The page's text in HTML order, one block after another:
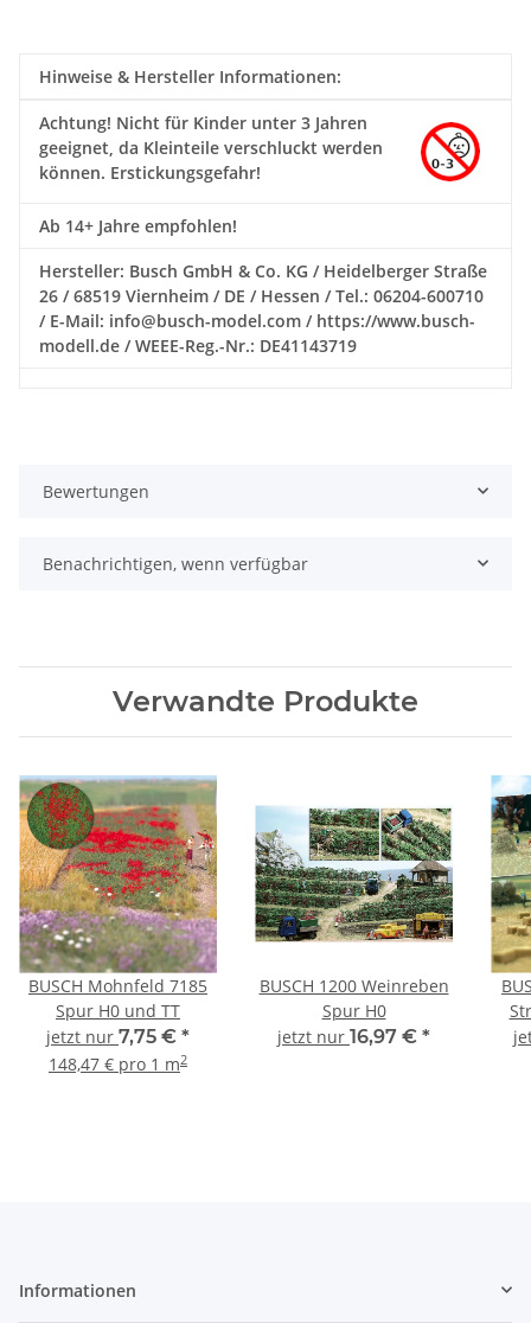
Hinweise & Hersteller Informationen:
Achtung! Nicht für Kinder unter 3 Jahren
geeignet, da Kleinteile verschluckt werden
können. Erstickungsgefahr!
Ab 14+ Jahre empfohlen!
Hersteller: Busch GmbH & Co. KG / Heidelberger Straße
26 / 68519 Viernheim / DE / Hessen / Tel.: 06204-600710
/ E-Mail: info@busch-model.com / https://www.busch-
modell.de / WEEE-Reg.-Nr.: DE41143719
Bewertungen
Benachrichtigen, wenn verfügbar
Verwandte Produkte
BUSCH Mohnfeld 7185
Spur H0 und TT
jetzt nur 7,75 € *
148,47 € pro 1 m2
BUSCH 1200 Weinreben
Spur H0
jetzt nur 16,97 € *
Informationen